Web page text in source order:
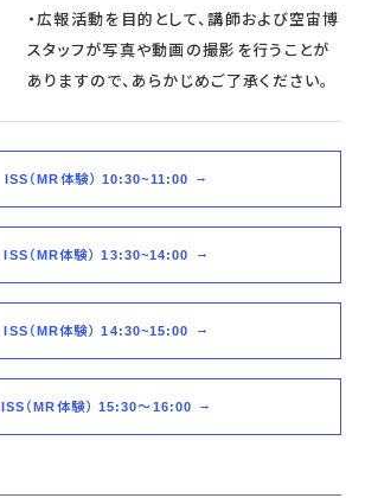
・広報活動を目的として、講師および空宙博
スタッフが写真や動画の撮影を行うことが
ありますので、あらかじめご了承ください。
ISS（MR体験） 10:30~11:00
ISS（MR体験） 13:30~14:00
ISS（MR体験） 14:30~15:00
ISS（MR体験） 15:30～16:00